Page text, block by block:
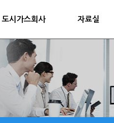
도시가스회사 자료실